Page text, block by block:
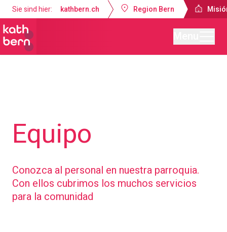
Sie sind hier: kathbern.ch Region Bern
Equipo
Conozca al personal en nuestra parroquia.
Con ellos cubrimos los muchos servicios
para la comunidad